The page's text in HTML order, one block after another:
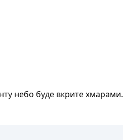
небо буде вкрите хмарами.